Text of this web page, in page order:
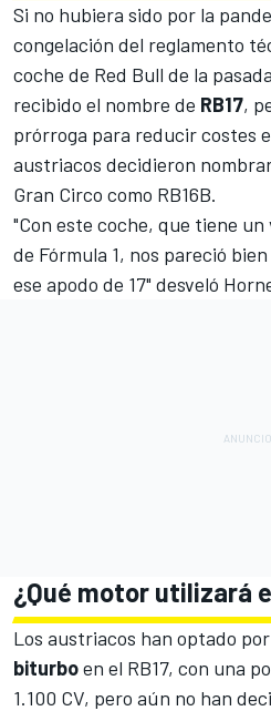
Si no hubiera sido por la
congelación del reglamento
coche de Red Bull de la
recibido el nombre de RB17,
prórroga para reducir costes
austriacos decidieron
Gran Circo como RB16B.
"Con este coche, que tiene
de Fórmula 1, nos pareció
ese apodo de 17" desveló
¿Qué motor utilizará
Los austriacos han optado
biturboen el RB17, con una
1.100 CV, pero aún no han